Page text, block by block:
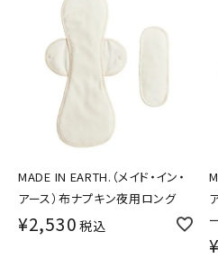
MADE IN EARTH.（メイド・イン・
アース）布ナプキン夜用ロング
¥2,530 税込
¥